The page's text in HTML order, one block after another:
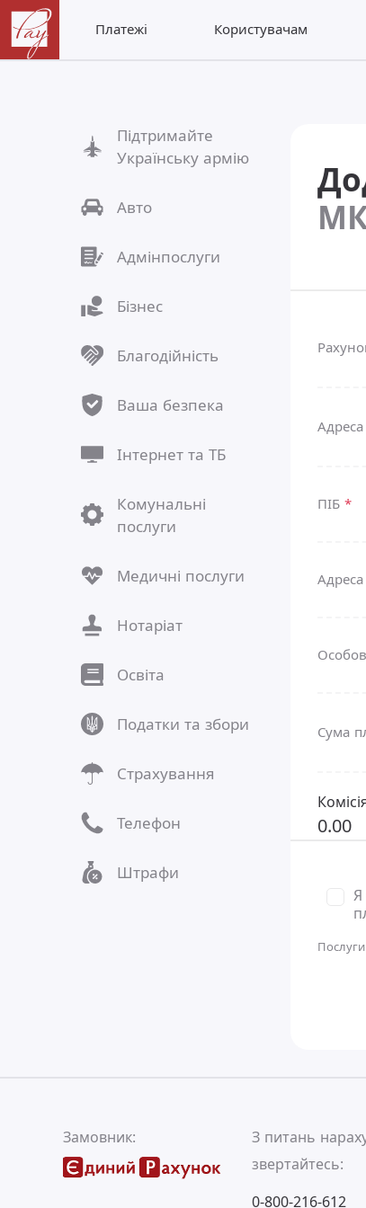
Платежі Користувачам
Підтримайте
Українську армію
Авто
Адмінпослуги
Бізнес
Благодійність
Ваша безпека
Інтернет та ТБ
Комунальні
послуги
Медичні послуги
Нотаріат
Освіта
Податки та збори
Страхування
Телефон
Штрафи
Адреса
ПІБ *
Адреса
Сума
0.00
Я
Замовник:
З питань
звертайтесь:
0-800-216-612